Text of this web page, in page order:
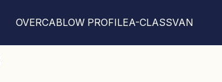
OVERCABLOW PROFILEA-CLASSVAN